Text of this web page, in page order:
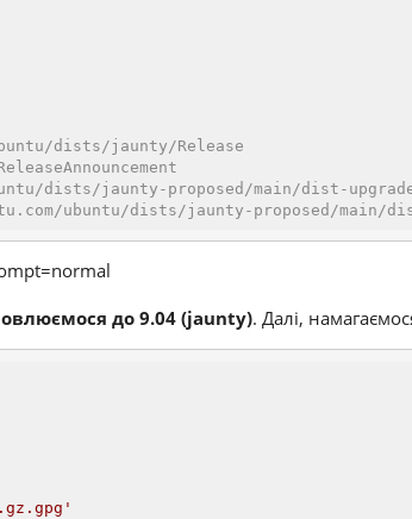
dists/jaunty/Release
dists/jaunty-proposed/main/dist-
ubuntu/dists/jaunty-proposed/
до 9.04 (jaunty). Далі,